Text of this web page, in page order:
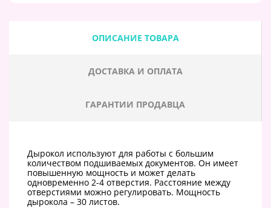
ОПИСАНИЕ ТОВАРА
ДОСТАВКА И ОПЛАТА
ГАРАНТИИ ПРОДАВЦА
Дырокол используют для работы с большим
количеством подшиваемых документов. Он имеет
повышенную мощность и может делать
одновременно 2-4 отверстия. Расстояние между
отверстиями можно регулировать. Мощность
дырокола – 30 листов.